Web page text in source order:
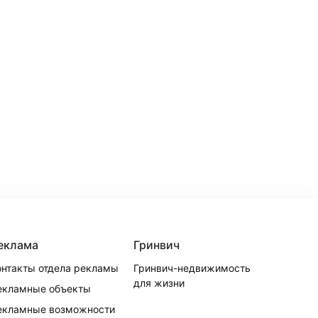
отдела рекламы
объекты
возможности
Гринвич
Гринвич-недвижимость
для жизни